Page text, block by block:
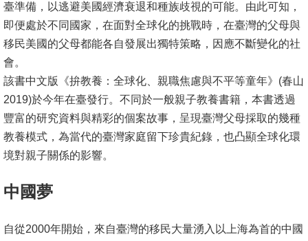
臺準備，以逃避美國經濟衰退和種族歧視的可能。由此可知，
即便處於不同國家，在面對全球化的挑戰時，在臺灣的父母與
移民美國的父母都能各自發展出獨特策略，因應不斷變化的社
會。
該書中文版《拚教養：全球化、親職焦慮與不平等童年》(春山
2019)於今年在臺發行。不同於一般親子教養書籍，本書透過
豐富的研究資料與精彩的個案故事，呈現臺灣父母採取的幾種
教養模式，為當代的臺灣家庭留下珍貴紀錄，也凸顯全球化環
境對親子關係的影響。
中國夢
自從2000年開始，來自臺灣的移民大量湧入以上海為首的中國